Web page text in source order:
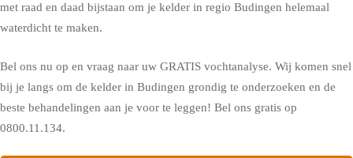
met raad en daad bijstaan om je kelder in regio Budingen helemaal
waterdicht te maken.
Bel ons nu op en vraag naar uw GRATIS vochtanalyse. Wij komen snel
bij je langs om de kelder in Budingen grondig te onderzoeken en de
beste behandelingen aan je voor te leggen! Bel ons gratis op
0800.11.134.